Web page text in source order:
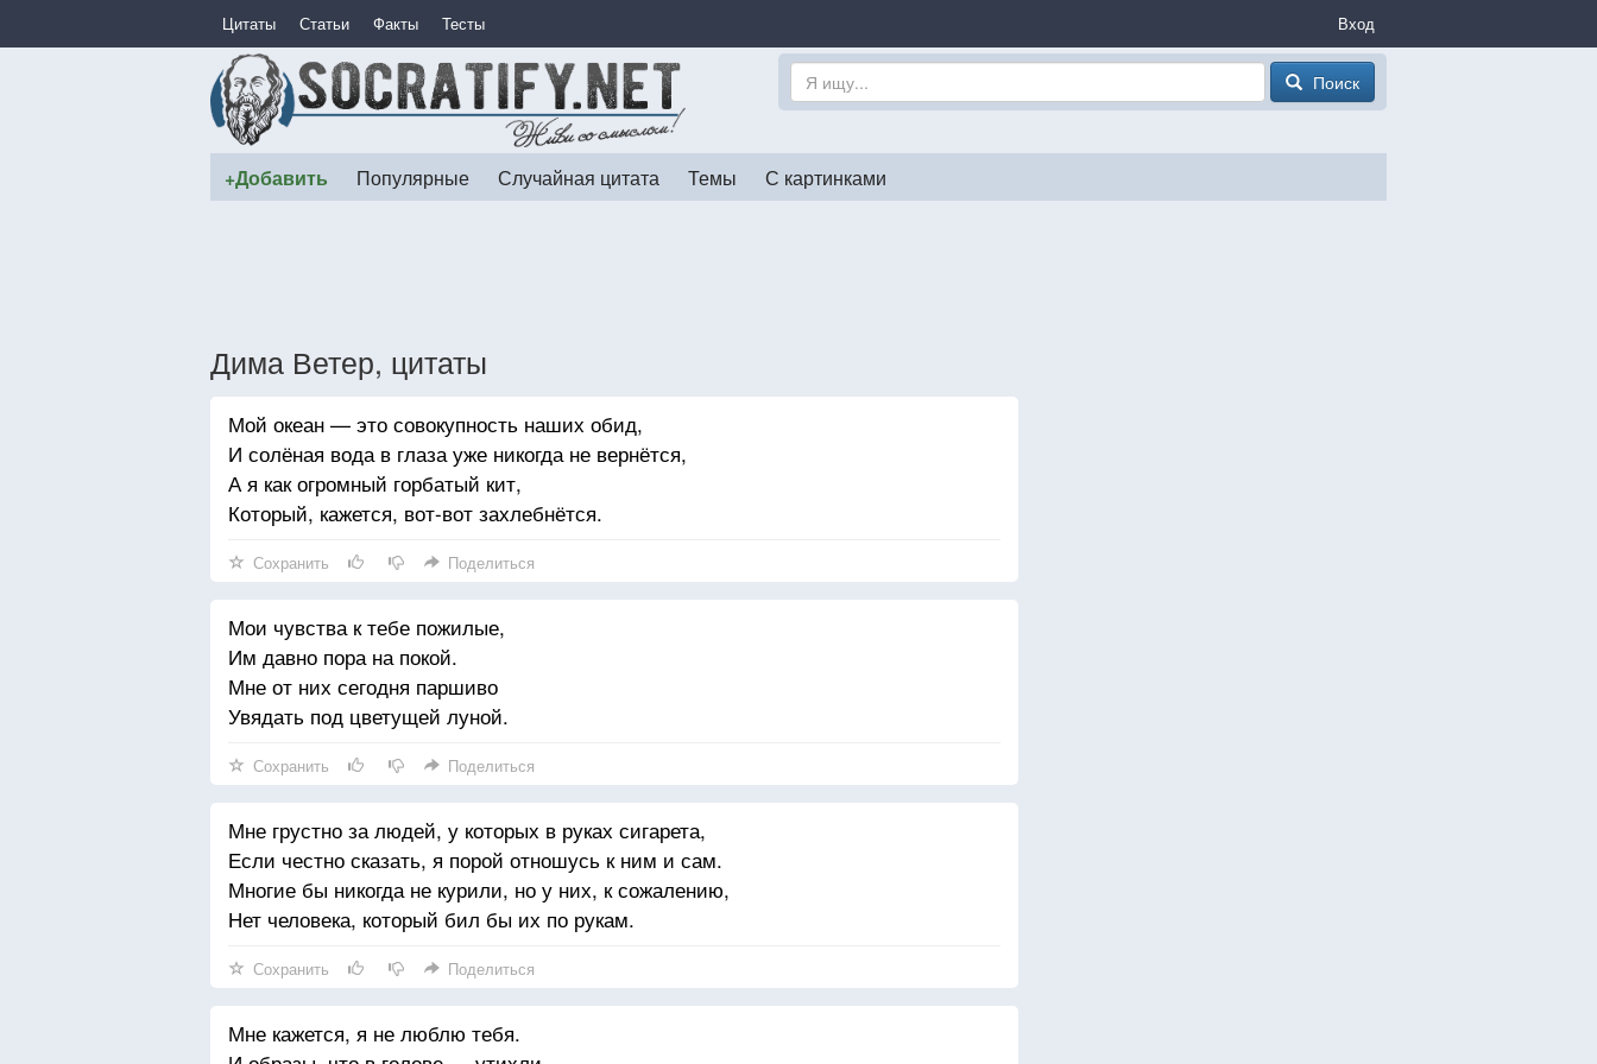
Цитаты Статьи Факты Тесты Вход
Поиск
+Добавить Популярные Случайная цитата Темы С картинками
Дима Ветер, цитаты
Мой океан — это совокупность наших обид,
И солёная вода в глаза уже никогда не вернётся,
А я как огромный горбатый кит,
Который, кажется, вот-вот захлебнётся.
Сохранить Поделиться
Мои чувства к тебе пожилые,
Им давно пора на покой.
Мне от них сегодня паршиво
Увядать под цветущей луной.
Сохранить Поделиться
Мне грустно за людей, у которых в руках сигарета,
Если честно сказать, я порой отношусь к ним и сам.
Многие бы никогда не курили, но у них, к сожалению,
Нет человека, который бил бы их по рукам.
Сохранить Поделиться
Мне кажется, я не люблю тебя.